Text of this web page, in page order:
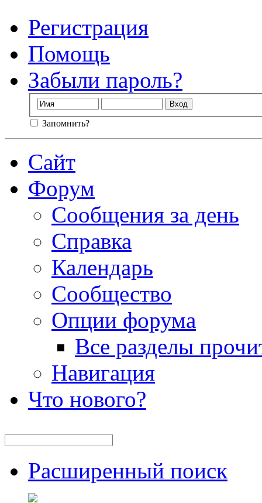
Регистрация
Помощь
Забыли пароль?
Запомнить?
Сайт
Форум
Сообщения за день
Справка
Календарь
Сообщество
Опции форума
Все разделы
Навигация
Что нового?
Расширенный поиск